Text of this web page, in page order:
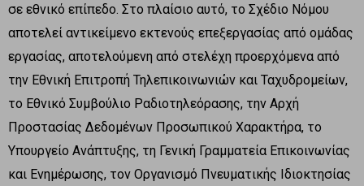
σε εθνικό επίπεδο. Στο πλαίσιο αυτό, το Σχέδιο Νόμου
αποτελεί αντικείμενο εκτενούς επεξεργασίας από ομάδας
εργασίας, αποτελούμενη από στελέχη προερχόμενα από
την Εθνική Επιτροπή Τηλεπικοινωνιών και Ταχυδρομείων,
το Εθνικό Συμβούλιο Ραδιοτηλεόρασης, την Αρχή
Προστασίας Δεδομένων Προσωπικού Χαρακτήρα, το
Υπουργείο Ανάπτυξης, τη Γενική Γραμματεία Επικοινωνίας
και Ενημέρωσης, τον Οργανισμό Πνευματικής Ιδιοκτησίας